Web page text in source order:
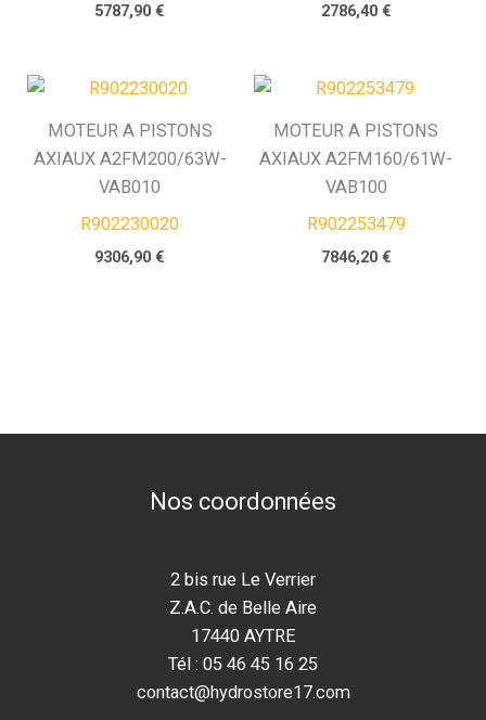
5787,90€ 2786,40 €
MOTEUR A PISTONS
AXIAUX A2FM200/63W-
VAB010
R902230020
9306,90€
MOTEUR A PISTONS
AXIAUX A2FM160/61W-
VAB100
R902253479
7846,20 €
Nos coordonnées
2 bis rue Le Verrier
Z.A.C. de Belle Aire
17440 AYTRE
Tél : 05 46 45 16 25
contact@hydrostore17.com